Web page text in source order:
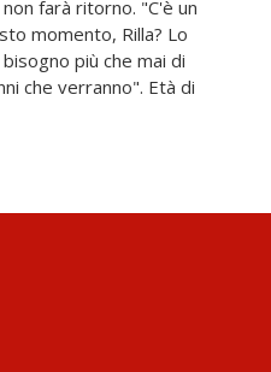
farà ritorno. "C'è un
momento, Rilla? Lo
più che mai di
che verranno". Età di